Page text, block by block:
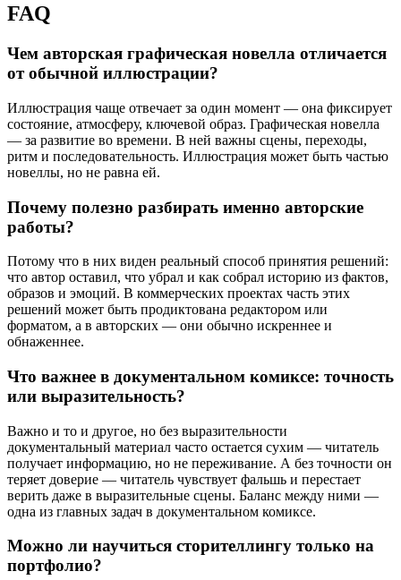
FAQ
Чем авторская графическая новелла отличается
от обычной иллюстрации?
Иллюстрация чаще отвечает за один момент — она фиксирует
состояние, атмосферу, ключевой образ. Графическая новелла
— за развитие во времени. В ней важны сцены, переходы,
ритм и последовательность. Иллюстрация может быть частью
новеллы, но не равна ей.
Почему полезно разбирать именно авторские
работы?
Потому что в них виден реальный способ принятия решений:
что автор оставил, что убрал и как собрал историю из фактов,
образов и эмоций. В коммерческих проектах часть этих
решений может быть продиктована редактором или
форматом, а в авторских — они обычно искреннее и
обнаженнее.
Что важнее в документальном комиксе: точность
или выразительность?
Важно и то и другое, но без выразительности
документальный материал часто остается сухим — читатель
получает информацию, но не переживание. А без точности он
теряет доверие — читатель чувствует фальшь и перестает
верить даже в выразительные сцены. Баланс между ними —
одна из главных задач в документальном комиксе.
Можно ли научиться сторителлингу только на
портфолио?